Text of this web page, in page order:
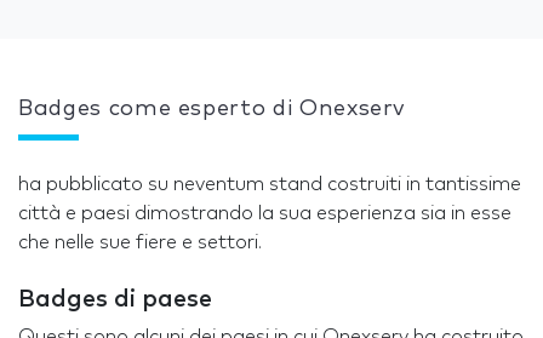
Badges come esperto di Onexserv
ha pubblicato su neventum stand costruiti in tantissime
città e paesi dimostrando la sua esperienza sia in esse
che nelle sue fiere e settori.
Badges di paese